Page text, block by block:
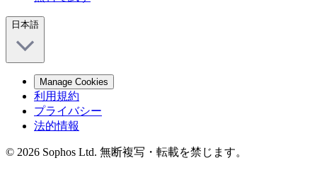
日本語
Manage Cookies
利用規約
プライバシー
法的情報
© 2026 Sophos Ltd. 無断複写・転載を禁じます。